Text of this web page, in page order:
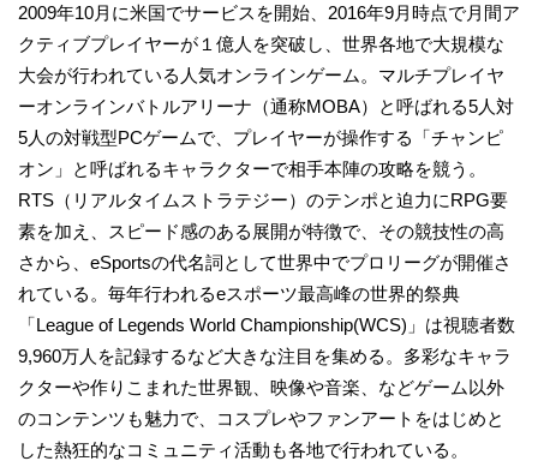
2009年10月に米国でサービスを開始、2016年9月時点で月間ア
クティブプレイヤーが１億人を突破し、世界各地で大規模な
大会が行われている人気オンラインゲーム。マルチプレイヤ
ーオンラインバトルアリーナ（通称MOBA）と呼ばれる5人対
5人の対戦型PCゲームで、プレイヤーが操作する「チャンピ
オン」と呼ばれるキャラクターで相手本陣の攻略を競う。
RTS（リアルタイムストラテジー）のテンポと迫力にRPG要
素を加え、スピード感のある展開が特徴で、その競技性の高
さから、eSportsの代名詞として世界中でプロリーグが開催さ
れている。毎年行われるeスポーツ最高峰の世界的祭典
「League of Legends World Championship(WCS)」は視聴者数
9,960万人を記録するなど大きな注目を集める。多彩なキャラ
クターや作りこまれた世界観、映像や音楽、などゲーム以外
のコンテンツも魅力で、コスプレやファンアートをはじめと
した熱狂的なコミュニティ活動も各地で行われている。